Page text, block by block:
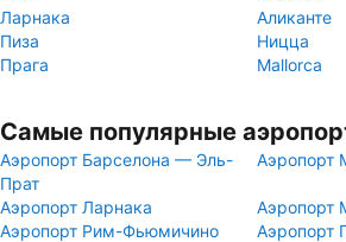
Ларнака
Аликанте
Пиза
Ницца
Прага
Mallorca
Самые популярные
Аэропорт Барселона — Эль-
Прат
Аэропорт
Аэропорт Ларнака
Аэропорт
Аэропорт Рим-Фьюмичино
Аэропорт